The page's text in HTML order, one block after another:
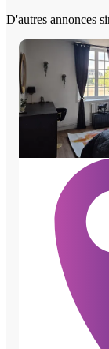
D'autres annonces